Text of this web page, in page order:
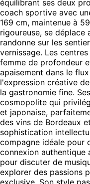
équilibrant ses deux
coach sportive avec
169 cm, maintenue à
rigoureuse, se déplace
randonne sur les
vernissage. Les
femme de profondeur
apaisement dans le
l'expression créative
la gastronomie fine.
cosmopolite qui
et japonaise,
des vins de Bordeaux
sophistication
compagne idéale pour
connexion authentique
pour discuter de
explorer des passions
exclusive. Son style